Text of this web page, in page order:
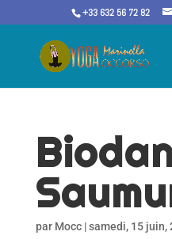
+33 632 56 72 82
par Mocc|samedi, 15 juin,